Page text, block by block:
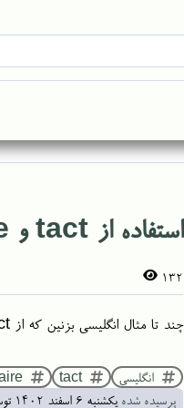
استفاده از tact و savoir faire در انگلسی به جای هم ممکنه؟
132
چند تا مثال انگلیسی بزنین که از tact و savoir faire می‌شه بدون تغییر معنی به جای هم استفاده کرد
انگلیسی tact
پرسیده شده یکشنبه ۶ اسفند ۱۴۰۲